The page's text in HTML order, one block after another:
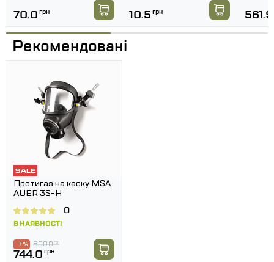
70.0 грн 10.5 грн 561.9
Рекомендовані
Протигаз на каску MSA
AUER 3S-H
В НАЯВНОСТІ
0
800.0грн
-7 %
744.0 грн